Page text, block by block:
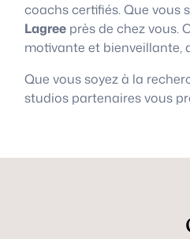
coachs certifiés. Que vous
Lagree près de chez vous.
motivante et bienveillante,
Que vous soyez à la
studios partenaires vous